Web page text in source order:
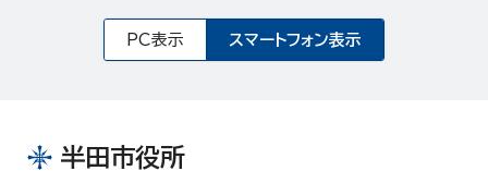
PC表示 スマートフォン表示
半田市役所